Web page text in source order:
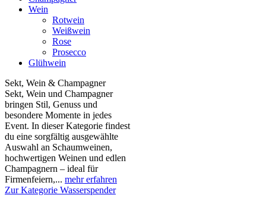
Wein
Rotwein
Weißwein
Rose
Prosecco
Glühwein
Sekt, Wein & Champagner
Sekt, Wein und Champagner
bringen Stil, Genuss und
besondere Momente in jedes
Event. In dieser Kategorie findest
du eine sorgfältig ausgewählte
Auswahl an Schaumweinen,
hochwertigen Weinen und edlen
Champagnern – ideal für
Firmenfeiern,... mehr erfahren
Zur Kategorie Wasserspender